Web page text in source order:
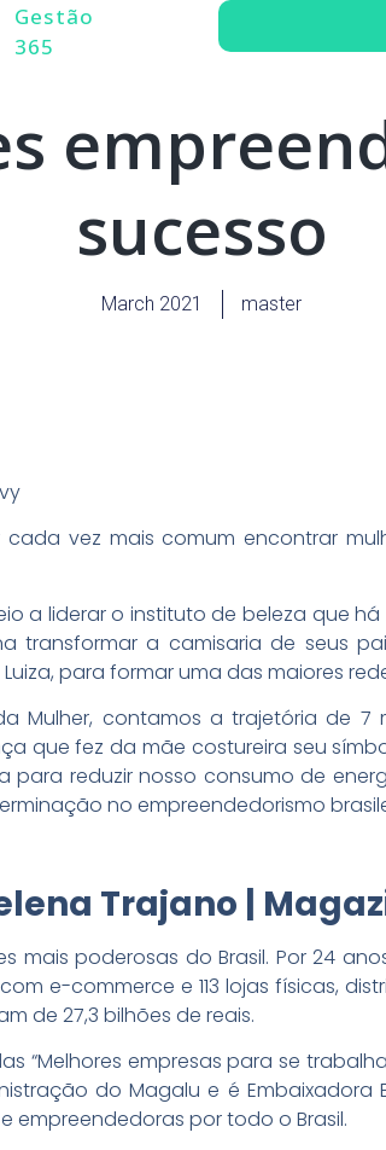
Gestão
365
sucesso
March 2021 master
vez mais comum encontrar
a liderar o instituto de beleza que
transformar a camisaria de seus
para formar uma das maiores
Mulher, contamos a trajetória de 7
que fez da mãe costureira seu
para reduzir nosso consumo de
no empreendedorismo
Trajano |
mais poderosas do Brasil. Por 24
e-commerce e 113 lojas físicas,
de 27,3 bilhões de reais.
“Melhores empresas para se
do Magalu e é Embaixadora
empreendedoras por todo o Brasil.